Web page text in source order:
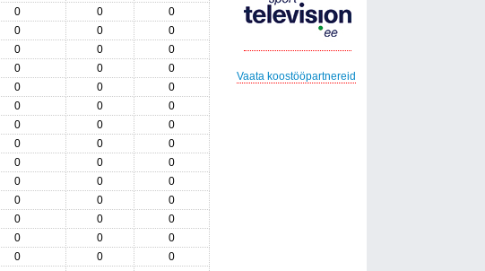
0 0
0
0 0
0
0 0
0
0 0
0
0 0
0
0 0
0
0 0
0
0 0
0
0 0
0
0 0
0
0 0
0
0 0
0
0 0
0
0 0
0
Vaata koostööpartnereid